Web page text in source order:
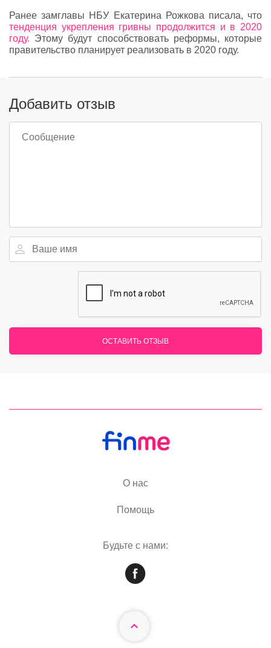
Ранее замглавы НБУ Екатерина Рожкова писала, что
тенденция укрепления гривны продолжится и в 2020
году. Этому будут способствовать реформы, которые
правительство планирует реализовать в 2020 году.
Добавить отзыв
ОСТАВИТЬ ОТЗЫВ
О нас
Помощь
Будьте с нами: